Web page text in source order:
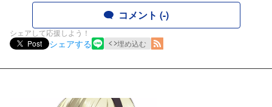
コメント (-)
シェアして応援しよう！
Post
シェアする 埋め込む